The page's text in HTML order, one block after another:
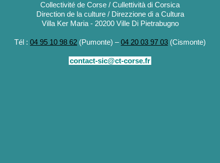
Collectivité de Corse / Cullettività di Corsica
Direction de la culture / Direzzione di a Cultura
Villa Ker Maria - 20200 Ville Di Pietrabugno
Tél : 04 95 10 98 62 (Pumonte) –04 20 03 97 03 (Cismonte)
contact-sic@ct-corse.fr